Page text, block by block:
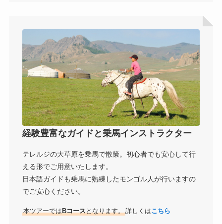
経験豊富なガイドと乗馬インストラクター
テレルジの大草原を乗馬で散策。初心者でも安心して行
える形でご用意いたします。
日本語ガイドも乗馬に熟練したモンゴル人が行いますの
でご安心ください。
本ツアーではBコースとなります。詳しくはこちら